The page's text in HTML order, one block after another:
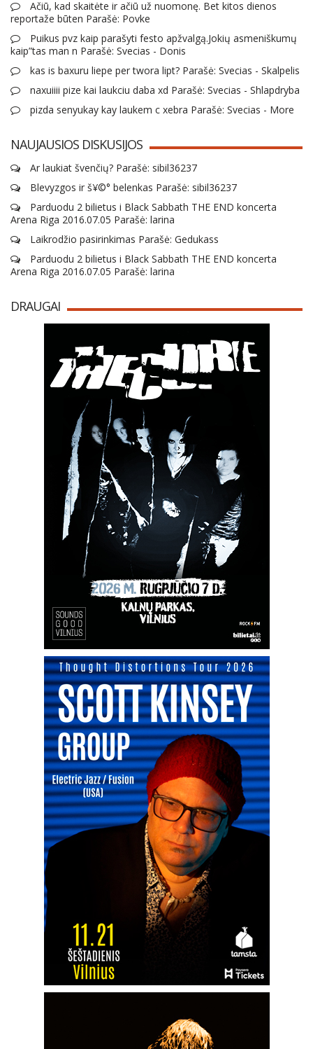
Ačiū, kad skaitėte ir ačiū už nuomonę. Bet kitos dienos
reportaže būten Parašė: Povke
Puikus pvz kaip parašyti festo apžvalgą.Jokių asmeniškumų
kaip”tas man n Parašė: Svecias - Donis
kas is baxuru liepe per twora lipt? Parašė: Svecias - Skalpelis
naxuiiii pize kai laukciu daba xd Parašė: Svecias - Shlapdryba
pizda senyukay kay laukem c xebra Parašė: Svecias - More
NAUJAUSIOS DISKUSIJOS
Ar laukiat švenčių? Parašė: sibil36237
Blevyzgos ir š¥©° belenkas Parašė: sibil36237
Parduodu 2 bilietus i Black Sabbath THE END koncerta
Arena Riga 2016.07.05 Parašė: larina
Laikrodžio pasirinkimas Parašė: Gedukass
Parduodu 2 bilietus i Black Sabbath THE END koncerta
Arena Riga 2016.07.05 Parašė: larina
DRAUGAI